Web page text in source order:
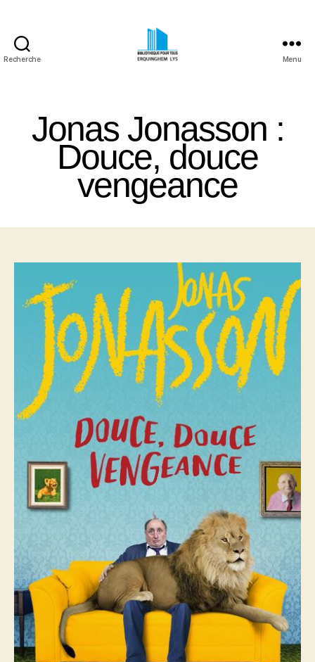
Recherche
Lys
Menu
Jonas Jonasson :
Douce, douce
vengeance